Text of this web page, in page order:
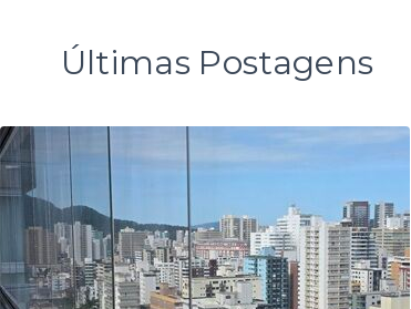
Últimas Postagens